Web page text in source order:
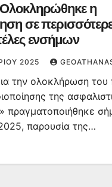
η
σε
ενσήμων
2025
την ολοκλήρωση του
της
πραγματοποιήθηκε
παρουσία της…